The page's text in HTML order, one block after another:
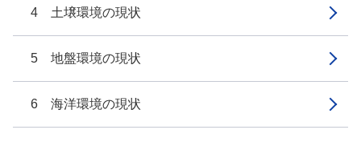
4 土壌環境の現状
5 地盤環境の現状
6 海洋環境の現状